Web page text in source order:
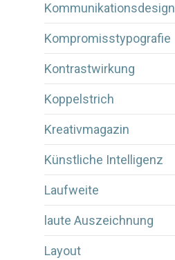
Kommunikationsdesign
Kompromisstypografie
Kontrastwirkung
Koppelstrich
Kreativmagazin
Künstliche Intelligenz
Laufweite
laute Auszeichnung
Layout